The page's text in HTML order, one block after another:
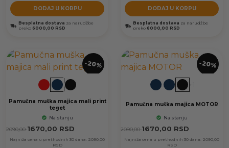
DODAJ U KORPU
Besplatna dostava za narudžbe
preko 6000,00 RSD
DODAJ U KORPU
Besplatna dostava za narudžbe
preko 6000,00 RSD
-20%
Pamučna muška majica mali print
teget
Na stanju
2090,00 1670,00 RSD
Najniža cena u prethodnih 30 dana: 2090,00
RSD
-20%
+1
Pamučna muška majica MOTOR
Na stanju
2090,00 1670,00 RSD
Najniža cena u prethodnih 30 dana: 2090,00
RSD